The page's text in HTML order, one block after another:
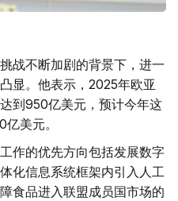
战不断加剧的背景下，进一
显。他表示，2025年欧亚
到950亿美元，预计今年这
美元。
作的优先方向包括发展数字
化信息系统框架内引入人工
食品进入联盟成员国市场的